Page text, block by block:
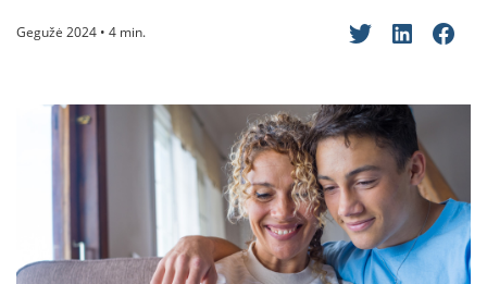
Gegužė 2024 • 4 min.